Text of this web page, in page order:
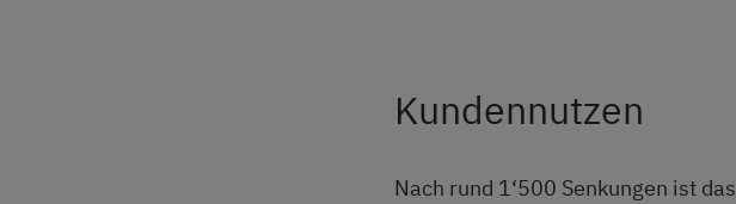
Kundennutzen
Nach rund 1‘500 Senkungen ist das